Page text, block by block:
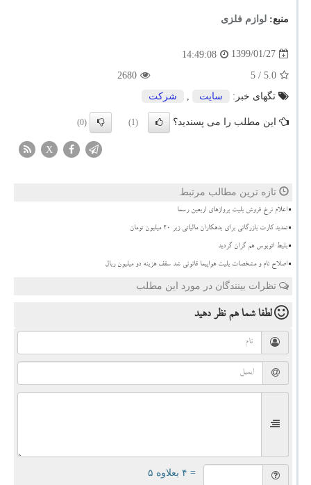
منبع: لوازم فلزی
1399/01/27
14:49:08
5.0
/ 5
2680
تگهای خبر:
سایت , شركت
این مطلب را می پسندید؟ (1)
(0)
X
تازه ترین مطالب مرتبط
اعلام نرخ فروش بلیت پروازهای اربعین رسما
تمدید کارت بازرگانی برای بدهکاران مالیاتی زیر ۲۰ میلیون تومان
بلیط اتوبوس هم گران گردید
اصلاح نام و مشخصات بلیت هواپیما قانونی شد سقف هزینه دو میلیون ریال
نظرات بینندگان در مورد این مطلب
لطفا شما همنظر دهید
= ۴ بعلاوه ۵